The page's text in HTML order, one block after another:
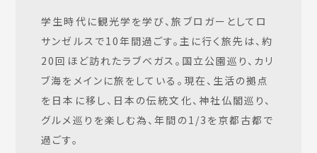
学生時代に観光学を学び、旅ブロガーとしてロ
サンゼルスで10年間過ごす。主に行く旅先は、約
20回ほど訪れたラブベガス。国立公園巡り、カリ
ブ海をメインに旅をしている。現在、生活の拠点
を日本に移し、日本の伝統文化、神社仏閣巡り、
グルメ巡りを楽しむ為、年間の1/3を京都古都で
過ごす。